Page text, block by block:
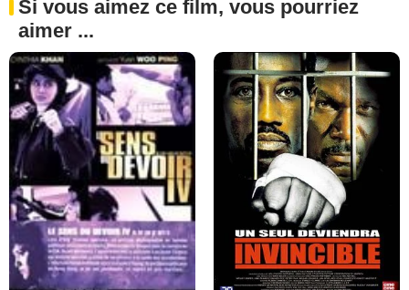
Si vous aimez ce film, vous pourriez
aimer ...